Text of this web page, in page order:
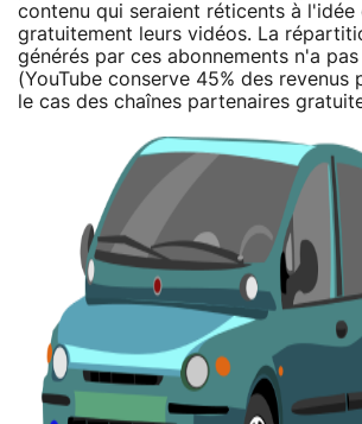
contenu qui seraient réticents à l'idée
gratuitement leurs vidéos. La
générés par ces abonnements n'a
(YouTube conserve 45% des revenus
le cas des chaînes partenaires